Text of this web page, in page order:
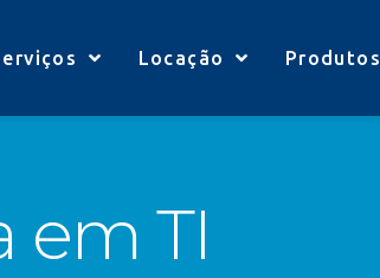
Locação Produtos
em TI